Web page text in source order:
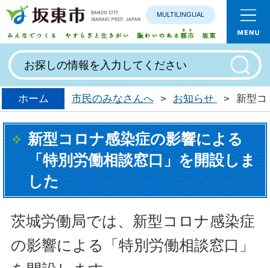
みんなで
MULTILINGUAL
ホーム 市民のみなさんへ > お知らせ > 新型
新型コロナ感染症の影響による
「特別労働相談窓口」を開設しま
した
茨城労働局では、新型コロナ感染症
の影響による「特別労働相談窓口」